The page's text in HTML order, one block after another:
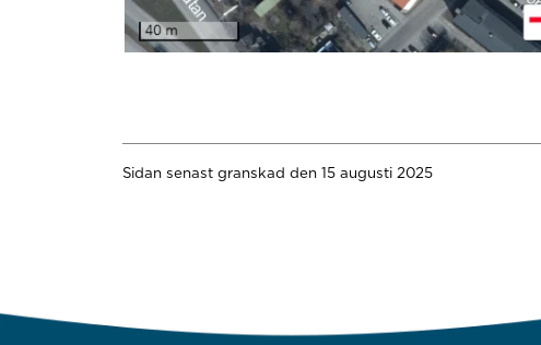
Sidan senast granskad den 15 augusti 2025